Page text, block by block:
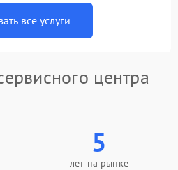
все услуги
центра
5
лет на рынке